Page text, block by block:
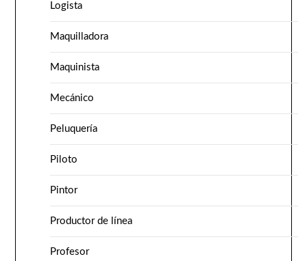
Logista
Maquilladora
Maquinista
Mecánico
Peluquería
Piloto
Pintor
Productor de línea
Profesor